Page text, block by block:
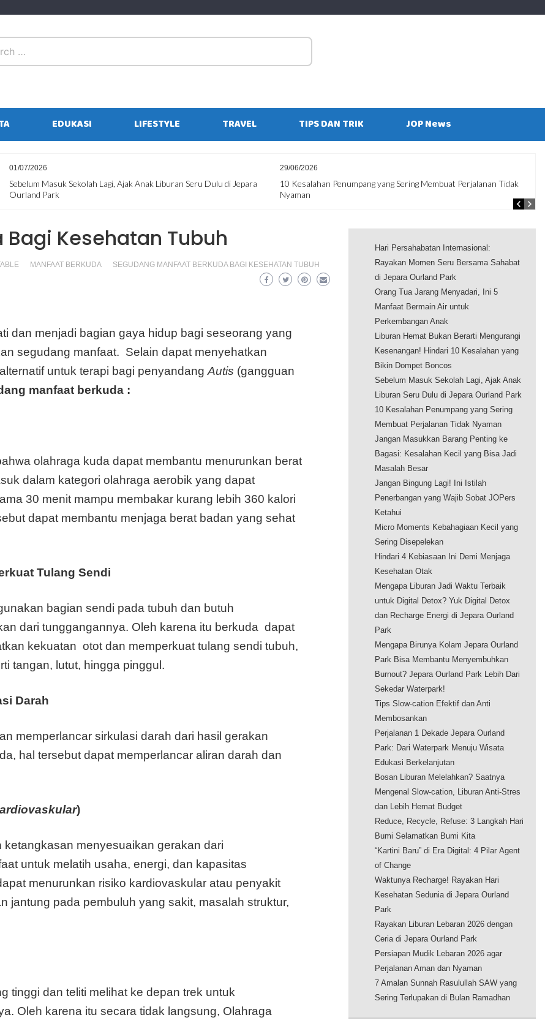
EDUKASI LIFESTYLE TRAVEL TIPS DAN TRIK JOP News
01/07/2026
Sebelum Masuk Sekolah Lagi, Ajak Anak Liburan Seru Dulu di Jepara
Ourland Park
29/06/2026
10 Kesalahan Penumpang yang Sering Membuat Perjalanan Tidak
Nyaman
Kesehatan Tubuh
MANFAAT BERKUDA SEGUDANG MANFAAT BERKUDA BAGI KESEHATAN TUBUH
dan menjadi bagian gaya hidup bagi seseorang yang
segudang manfaat. Selain dapat menyehatkan
untuk terapi bagi penyandang Autis (gangguan
manfaat berkuda :
olahraga kuda dapat membantu menurunkan berat
dalam kategori olahraga aerobik yang dapat
30 menit mampu membakar kurang lebih 360 kalori
dapat membantu menjaga berat badan yang sehat
Tulang Sendi
bagian sendi pada tubuh dan butuh
dari tunggangannya. Oleh karena itu berkuda dapat
kekuatan otot dan memperkuat tulang sendi tubuh,
tangan, lutut, hingga pinggul.
Darah
memperlancar sirkulasi darah dari hasil gerakan
hal tersebut dapat memperlancar aliran darah dan
)
menyesuaikan gerakan dari
untuk melatih usaha, energi, dan kapasitas
menurunkan risiko kardiovaskular atau penyakit
jantung pada pembuluh yang sakit, masalah struktur,
tinggi dan teliti melihat ke depan trek untuk
Oleh karena itu secara tidak langsung, Olahraga
Hari Persahabatan Internasional:
Rayakan Momen Seru Bersama Sahabat
di Jepara Ourland Park
Orang Tua Jarang Menyadari, Ini 5
Manfaat Bermain Air untuk
Perkembangan Anak
Liburan Hemat Bukan Berarti Mengurangi
Kesenangan! Hindari 10 Kesalahan yang
Bikin Dompet Boncos
Sebelum Masuk Sekolah Lagi, Ajak Anak
Liburan Seru Dulu di Jepara Ourland Park
10 Kesalahan Penumpang yang Sering
Membuat Perjalanan Tidak Nyaman
Jangan Masukkan Barang Penting ke
Bagasi: Kesalahan Kecil yang Bisa Jadi
Masalah Besar
Jangan Bingung Lagi! Ini Istilah
Penerbangan yang Wajib Sobat JOPers
Ketahui
Micro Moments Kebahagiaan Kecil yang
Sering Disepelekan
Hindari 4 Kebiasaan Ini Demi Menjaga
Kesehatan Otak
Mengapa Liburan Jadi Waktu Terbaik
untuk Digital Detox? Yuk Digital Detox
dan Recharge Energi di Jepara Ourland
Park
Mengapa Birunya Kolam Jepara Ourland
Park Bisa Membantu Menyembuhkan
Burnout? Jepara Ourland Park Lebih Dari
Sekedar Waterpark!
Tips Slow-cation Efektif dan Anti
Membosankan
Perjalanan 1 Dekade Jepara Ourland
Park: Dari Waterpark Menuju Wisata
Edukasi Berkelanjutan
Bosan Liburan Melelahkan? Saatnya
Mengenal Slow-cation, Liburan Anti-Stres
dan Lebih Hemat Budget
Reduce, Recycle, Refuse: 3 Langkah Hari
Bumi Selamatkan Bumi Kita
“Kartini Baru” di Era Digital: 4 Pilar Agent
of Change
Waktunya Recharge! Rayakan Hari
Kesehatan Sedunia di Jepara Ourland
Park
Rayakan Liburan Lebaran 2026 dengan
Ceria di Jepara Ourland Park
Persiapan Mudik Lebaran 2026 agar
Perjalanan Aman dan Nyaman
7 Amalan Sunnah Rasulullah SAW yang
Sering Terlupakan di Bulan Ramadhan